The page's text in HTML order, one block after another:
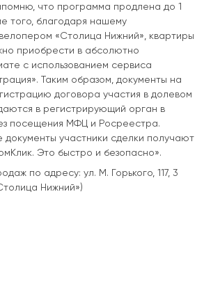
что программа продлена до 1
того, благодаря нашему
«Столица Нижний», квартиры
приобрести в абсолютно
с использованием сервиса
Таким образом, документы на
договора участия в долевом
в регистрирующий орган в
посещения МФЦ и Росреестра.
участники сделки получают
Это быстро и безопасно».
по адресу: ул. М. Горького, 117, 3
Нижний»)